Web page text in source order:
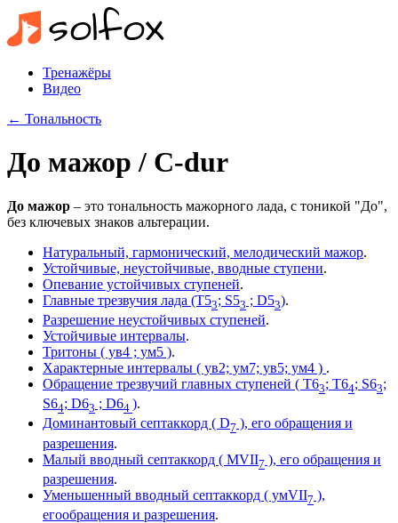
Тренажёры
Видео
← Тональность
До мажор / C-dur
До мажор – это тональность мажорного лада, с тоникой "До",
без ключевых знаков альтерации.
Натуральный, гармонический, мелодический мажор.
Устойчивые, неустойчивые, вводные ступени.
Опевание устойчивых ступеней.
Главные трезвучия лада (T53; S53 ; D53).
Разрешение неустойчивых ступеней.
Устойчивые интервалы.
Тритоны ( ув4 ; ум5 ).
Характерные интервалы ( ув2; ум7; ув5; ум4 ) .
Обращение трезвучий главных ступеней ( T63; T64; S63;
S64; D63 ; D64 ).
Доминантовый септаккорд ( D7 ), его обращения и
разрешения.
Малый вводный септаккорд ( МVII7 ), его обращения и
разрешения.
Уменьшенный вводный септаккорд ( умVII7 ),
егообращения и разрешения.